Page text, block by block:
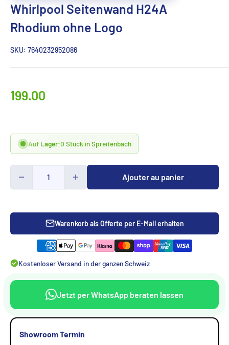
Whirlpool Seitenwand H24A
Rhodium ohne Logo
SKU: 7640232952086
Prix
199.00
Auf Lager:0 Stück in Spreitenbach
Ajouter au panier
Warenkorb als Offerte per E-Mail erhalten
Kostenloser Versand in der ganzen Schweiz
Jetzt per WhatsApp beraten lassen
Showroom Termin